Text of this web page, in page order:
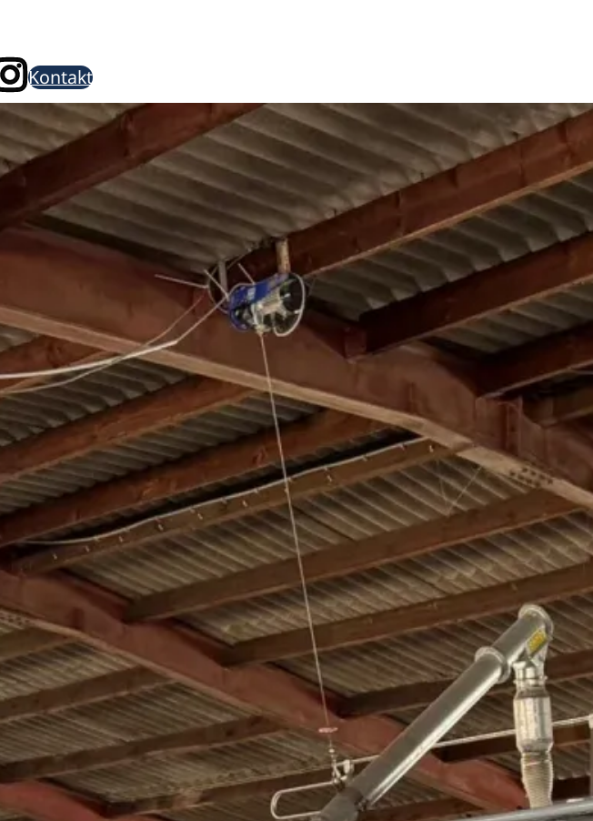
Kontakt
– Ihr Partner für Baustoff- und
Mit unserem Full-Service-Konzept unterstützen wir
der Entsorgung von Abfällen sowie der Entwicklung nachhaltiger
unsere Zertifizierungen machen uns zum idealen Partner für eine
Materialwirtschaft.